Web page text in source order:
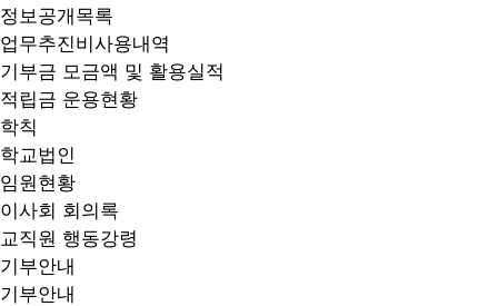
정보공개목록
업무추진비사용내역
기부금 모금액 및 활용실적
적립금 운용현황
학칙
학교법인
임원현황
이사회 회의록
교직원 행동강령
기부안내
기부안내